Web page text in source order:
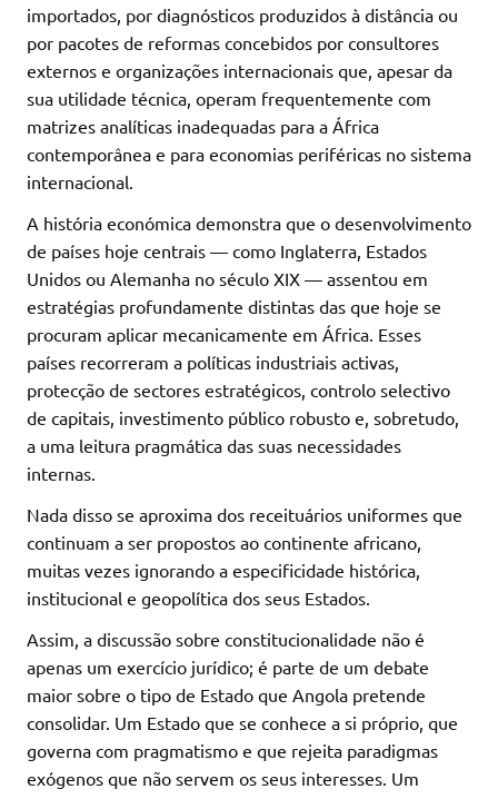
importados, por diagnósticos produzidos à distância ou
por pacotes de reformas concebidos por consultores
externos e organizações internacionais que, apesar da
sua utilidade técnica, operam frequentemente com
matrizes analíticas inadequadas para a África
contemporânea e para economias periféricas no sistema
internacional.
A história económica demonstra que o desenvolvimento
de países hoje centrais — como Inglaterra, Estados
Unidos ou Alemanha no século XIX — assentou em
estratégias profundamente distintas das que hoje se
procuram aplicar mecanicamente em África. Esses
países recorreram a políticas industriais activas,
protecção de sectores estratégicos, controlo selectivo
de capitais, investimento público robusto e, sobretudo,
a uma leitura pragmática das suas necessidades
internas.
Nada disso se aproxima dos receituários uniformes que
continuam a ser propostos ao continente africano,
muitas vezes ignorando a especificidade histórica,
institucional e geopolítica dos seus Estados.
Assim, a discussão sobre constitucionalidade não é
apenas um exercício jurídico; é parte de um debate
maior sobre o tipo de Estado que Angola pretende
consolidar. Um Estado que se conhece a si próprio, que
governa com pragmatismo e que rejeita paradigmas
exógenos que não servem os seus interesses. Um